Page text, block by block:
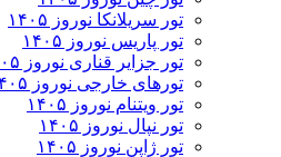
تور سریلانکا نوروز ۱۴۰۵
تور پاریس نوروز ۱۴۰۵
تور جزایر قناری نوروز ۱۴۰۵
تورهای خارجی نوروز ۱۴۰۵
تور ویتنام نوروز ۱۴۰۵
تور نپال نوروز ۱۴۰۵
تور ژاپن نوروز ۱۴۰۵